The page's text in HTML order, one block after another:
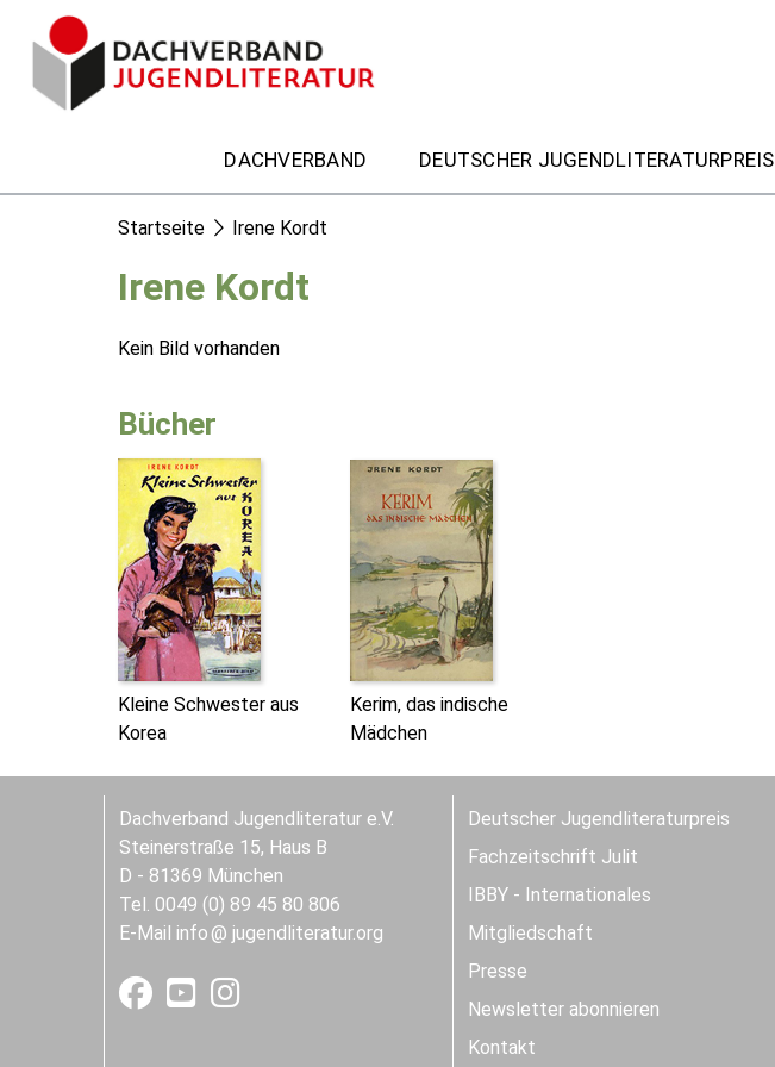
DACHVERBAND DEUTSCHER JUGENDLITERATURPREIS
Startseite Irene Kordt
Irene Kordt
Kein Bild vorhanden
Bücher
Kleine Schwester aus
Korea
Kerim, das indische
Mädchen
Dachverband Jugendliteratur e.V.
Steinerstraße 15, Haus B
D - 81369 München
Tel. 0049 (0) 89 45 80 806
E-Mail info jugendliteratur.org
Deutscher Jugendliteraturpreis
Fachzeitschrift Julit
IBBY - Internationales
Mitgliedschaft
Presse
Newsletter abonnieren
Kontakt